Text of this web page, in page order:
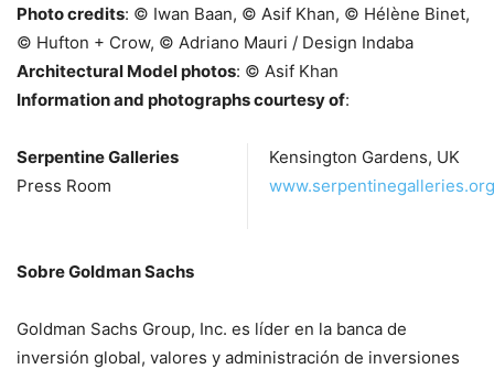
Photo credits: © Iwan Baan, © Asif Khan, © Hélène Binet,
© Hufton + Crow, © Adriano Mauri / Design Indaba
Architectural Model photos: © Asif Khan
Information and photographs courtesy of:
Serpentine Galleries
Press Room
Kensington Gardens, UK
www.serpentinegalleries.org
Sobre Goldman Sachs
Goldman Sachs Group, Inc. es líder en la banca de
inversión global, valores y administración de inversiones